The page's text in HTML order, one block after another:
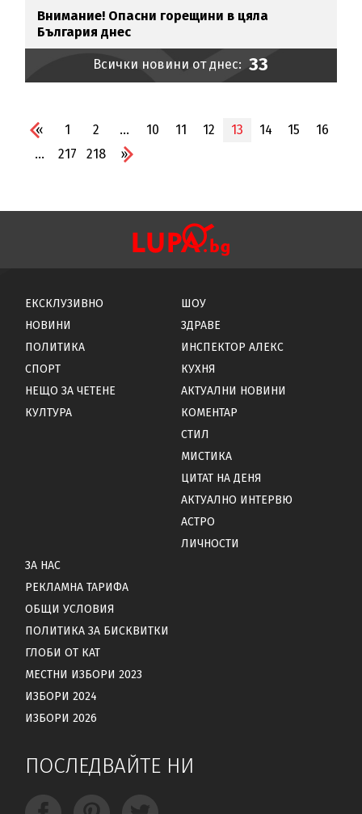
Внимание! Опасни горещини в цяла
България днес
Всички новини от днес: 33
« 1 2 ... 10 11 12 13 14 15
16
...
217 218 »
ЕКСКЛУЗИВНО
НОВИНИ
ПОЛИТИКА
СПОРТ
НЕЩО ЗА ЧЕТЕНЕ
КУЛТУРА
ШОУ
ЗДРАВЕ
ИНСПЕКТОР АЛЕКС
КУХНЯ
АКТУАЛНИ НОВИНИ
КОМЕНТАР
СТИЛ
МИСТИКА
ЦИТАТ НА ДЕНЯ
АКТУАЛНО ИНТЕРВЮ
АСТРО
ЛИЧНОСТИ
ЗА НАС
РЕКЛАМНА ТАРИФА
ОБЩИ УСЛОВИЯ
ПОЛИТИКА ЗА БИСКВИТКИ
ГЛОБИ ОТ КАТ
МЕСТНИ ИЗБОРИ 2023
ИЗБОРИ 2024
ИЗБОРИ 2026
ПОСЛЕДВАЙТЕ НИ